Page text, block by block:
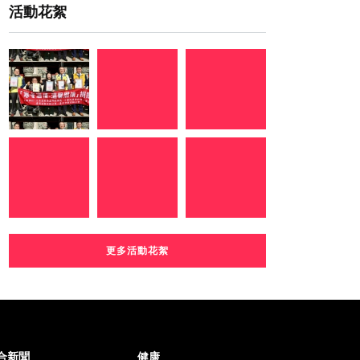
活動花絮
更多活動花絮
新聞 健康